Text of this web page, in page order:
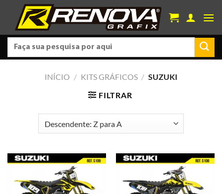
content
Pesquisar
INÍCIO / KITS GRÁFICOS / SUZUKI
FILTRAR